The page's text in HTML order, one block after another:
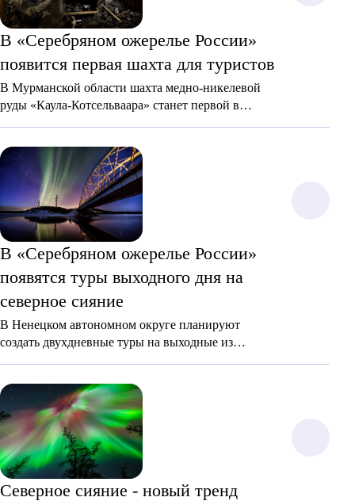
В «Серебряном ожерелье России»
появится первая шахта для туристов
В Мурманской области шахта медно-никелевой
руды «Каула-Котсельваара» станет первой в
В «Серебряном ожерелье России»
появятся туры выходного дня на
северное сияние
В Ненецком автономном округе планируют
создать двухдневные туры на выходные из
Северное сияние - новый тренд